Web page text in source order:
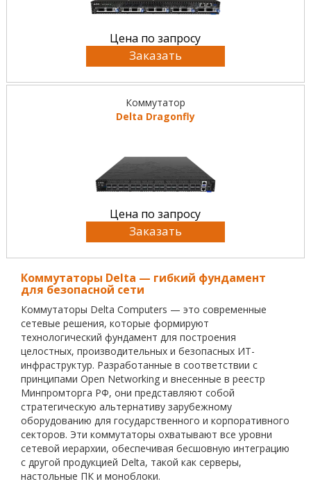
Цена по запросу
Заказать
Коммутатор
Delta Dragonfly
Цена по запросу
Заказать
Коммутаторы Delta — гибкий фундамент
для безопасной сети
Коммутаторы Delta Computers — это современные
сетевые решения, которые формируют
технологический фундамент для построения
целостных, производительных и безопасных ИТ-
инфраструктур. Разработанные в соответствии с
принципами Open Networking и внесенные в реестр
Минпромторга РФ, они представляют собой
стратегическую альтернативу зарубежному
оборудованию для государственного и корпоративного
секторов. Эти коммутаторы охватывают все уровни
сетевой иерархии, обеспечивая бесшовную интеграцию
с другой продукцией Delta, такой как серверы,
настольные ПК и моноблоки.